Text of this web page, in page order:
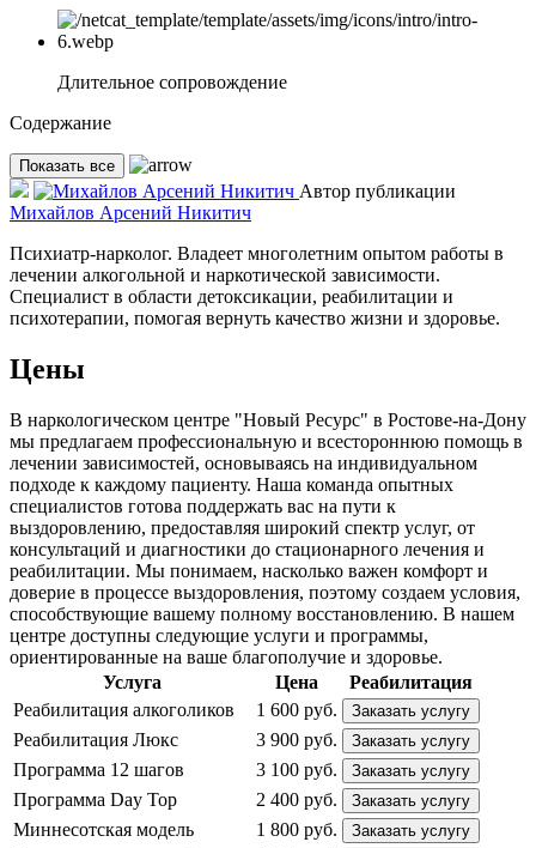
Длительное сопровождение
Содержание
Показать все
Автор публикации
Михайлов Арсений Никитич
Психиатр-нарколог. Владеет многолетним опытом работы в
лечении алкогольной и наркотической зависимости.
Специалист в области детоксикации, реабилитации и
психотерапии, помогая вернуть качество жизни и здоровье.
Цены
В наркологическом центре "Новый Ресурс" в Ростове-на-Дону
мы предлагаем профессиональную и всестороннюю помощь в
лечении зависимостей, основываясь на индивидуальном
подходе к каждому пациенту. Наша команда опытных
специалистов готова поддержать вас на пути к
выздоровлению, предоставляя широкий спектр услуг, от
консультаций и диагностики до стационарного лечения и
реабилитации. Мы понимаем, насколько важен комфорт и
доверие в процессе выздоровления, поэтому создаем условия,
способствующие вашему полному восстановлению. В нашем
центре доступны следующие услуги и программы,
ориентированные на ваше благополучие и здоровье.
Услуга
Цена
Реабилитация
Реабилитация алкоголиков
1 600 руб. Заказать услугу
Реабилитация Люкс 3 900 руб. Заказать услугу
Программа 12 шагов 3 100 руб. Заказать услугу
Программа Day Top 2 400 руб. Заказать услугу
Миннесотская модель 1 800 руб. Заказать услугу